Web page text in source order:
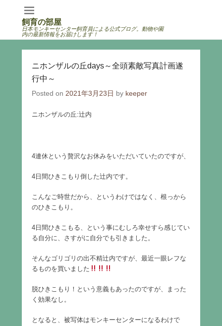
飼育の部屋
日本モンキーセンター飼育員による公式ブログ。動物や園
内の最新情報をお届けします！
ニホンザルの丘days～全頭素敵写真計画遂
行中～
Posted on 2021年3月23日 by keeper
ニホンザルの丘:辻内
4連休という贅沢なお休みをいただいていたのですが、
4日間ひきこもり倒した辻内です。
こんなご時世だから、というわけではなく、根っから
のひきこもり。
4日間ひきこもる、という事にむしろ幸せすら感じてい
る自分に、さすがに自分でも引きました。
そんなゴリゴリの出不精辻内ですが、最近一眼レフな
るものを買いました
脱ひきこもり！という意義もあったのですが、まった
く効果なし。
となると、被写体はモンキーセンターになるわけで